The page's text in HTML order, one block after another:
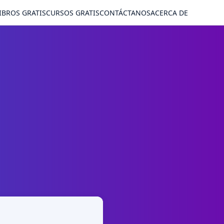
GRATISCURSOS GRATISCONTÁCTANOSACERCA DE